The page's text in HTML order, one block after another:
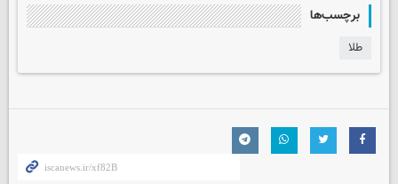
برچسب‌ها
طلا